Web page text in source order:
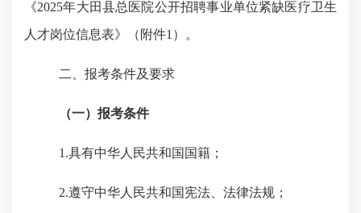
《2025年大田县总医院公开招聘事业单位紧缺医疗卫生
人才岗位信息表》 （ 附件1） 。
二、报考条件及要求
（一）报考条件
1.具有中华人民共和国国籍；
2.遵守中华人民共和国宪法、 法律法规；